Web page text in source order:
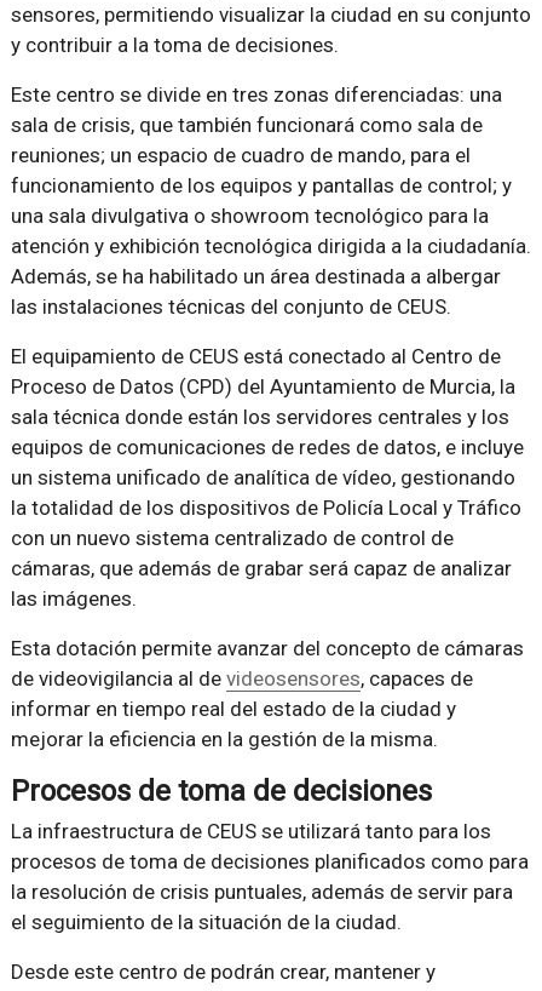
sensores, permitiendo visualizar la ciudad en su conjunto
y contribuir a la toma de decisiones.
Este centro se divide en tres zonas diferenciadas: una
sala de crisis, que también funcionará como sala de
reuniones; un espacio de cuadro de mando, para el
funcionamiento de los equipos y pantallas de control; y
una sala divulgativa o showroom tecnológico para la
atención y exhibición tecnológica dirigida a la ciudadanía.
Además, se ha habilitado un área destinada a albergar
las instalaciones técnicas del conjunto de CEUS.
El equipamiento de CEUS está conectado al Centro de
Proceso de Datos (CPD) del Ayuntamiento de Murcia, la
sala técnica donde están los servidores centrales y los
equipos de comunicaciones de redes de datos, e incluye
un sistema unificado de analítica de vídeo, gestionando
la totalidad de los dispositivos de Policía Local y Tráfico
con un nuevo sistema centralizado de control de
cámaras, que además de grabar será capaz de analizar
las imágenes.
Esta dotación permite avanzar del concepto de cámaras
de videovigilancia al de videosensores, capaces de
informar en tiempo real del estado de la ciudad y
mejorar la eficiencia en la gestión de la misma.
Procesos de toma de decisiones
La infraestructura de CEUS se utilizará tanto para los
procesos de toma de decisiones planificados como para
la resolución de crisis puntuales, además de servir para
el seguimiento de la situación de la ciudad.
Desde este centro de podrán crear, mantener y